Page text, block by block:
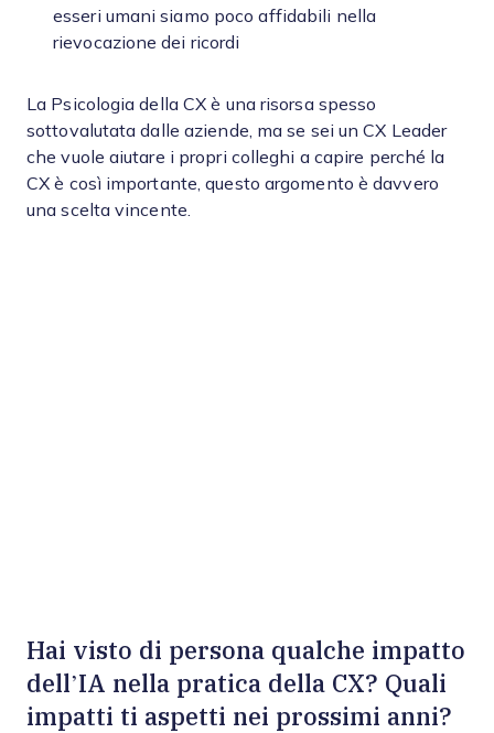
esseri umani siamo poco affidabili nella
rievocazione dei ricordi
La Psicologia della CX è una risorsa spesso
sottovalutata dalle aziende, ma se sei un CX Leader
che vuole aiutare i propri colleghi a capire perché la
CX è così importante, questo argomento è davvero
una scelta vincente.
Hai visto di persona qualche impatto
dell’IA nella pratica della CX? Quali
impatti ti aspetti nei prossimi anni?